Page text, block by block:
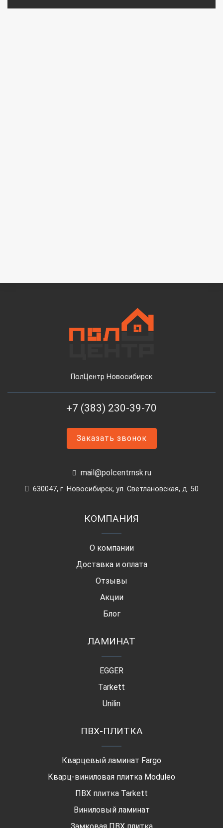
ПолЦентр Новосибирск
+7 (383) 230-39-70
Заказать звонок
mail@polcentrnsk.ru
630047, г. Новосибирск, ул. Светлановская, д. 50
КОМПАНИЯ
О компании
Доставка и оплата
Отзывы
Акции
Блог
ЛАМИНАТ
EGGER
Tarkett
Unilin
ПВХ-ПЛИТКА
Кварцевый ламинат Fargo
Кварц-виниловая плитка Moduleo
ПВХ плитка Tarkett
Виниловый ламинат